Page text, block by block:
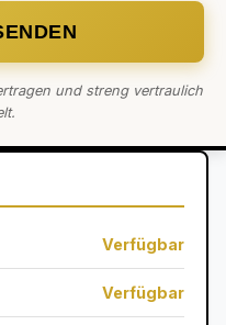
und streng vertraulich
Verfügbar
Verfügbar